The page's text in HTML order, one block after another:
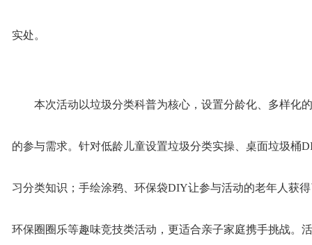
实处。
本次活动以垃圾分类科普为核心，设置分龄化、多样化
的参与需求。针对低龄儿童设置垃圾分类实操、桌面垃圾桶
习分类知识；手绘涂鸦、环保袋DIY让参与活动的老年人获
环保圈圈乐等趣味竞技类活动，更适合亲子家庭携手挑战。